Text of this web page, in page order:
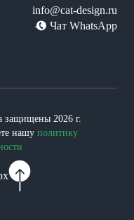
info@cat-design.ru
Чат WhatsApp
защищены 2026 г.
нашу политику